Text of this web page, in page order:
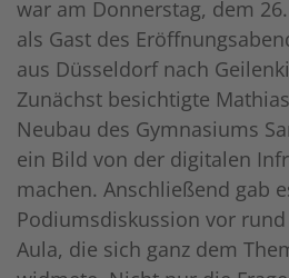
war am Donnerstag, dem
als Gast des
aus Düsseldorf nach
Zunächst besichtigte
Neubau des Gymnasiums
ein Bild von der digitalen
machen. Anschließend gab
Podiumsdiskussion vor
Aula, die sich ganz dem